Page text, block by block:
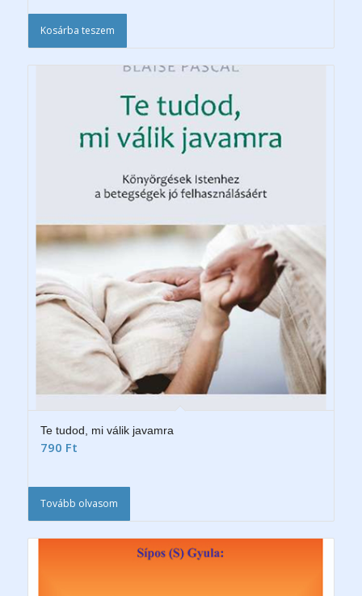
Kosárba teszem
Te tudod, mi válik javamra
790 Ft
Tovább olvasom